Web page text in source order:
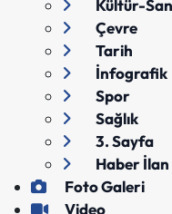
Kültür-
Çevre
Tarih
İnfografik
Spor
Sağlık
3. Sayfa
Haber İlan
Foto Galeri
Video